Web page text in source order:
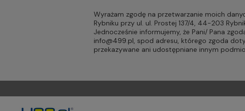
Wyrażam zgodę na przetwarzanie moich
Rybniku przy ul. ul. Prostej 137/4, 44-203
Jednocześnie informujemy, że Pani/ Pana
info@499.pl, spod adresu, którego zgoda
przekazywane ani udostępniane innym